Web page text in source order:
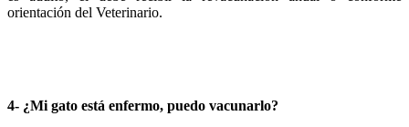
orientación del Veterinario.
4- ¿Mi gato está enfermo, puedo vacunarlo?